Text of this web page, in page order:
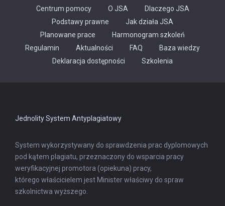
Centrum pomocy O JSA
Dlaczego JSA
Podstawy prawne
Jak działa JSA
Planowane prace
Harmonogram szkoleń
Regulamin
Aktualności FAQ
Baza wiedzy
Deklaracja dostępności
Szkolenia
Jednolity System Antyplagiatowy
System wykorzystywany do sprawdzenia prac dyplomowych
pod kątem plagiatu, przeznaczony do wsparcia pracy
weryfikacyjnej promotora (opiekuna) pracy,
którego właścicielem jest Minister właściwy do spraw
szkolnictwa wyższego.